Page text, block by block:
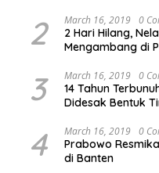
2 March 16, 2019 0
2 Hari Hilang,
Mengambang di
3 March 16, 2019 0
14 Tahun
Didesak Bentuk
4 March 16, 2019 0
Prabowo
di Banten